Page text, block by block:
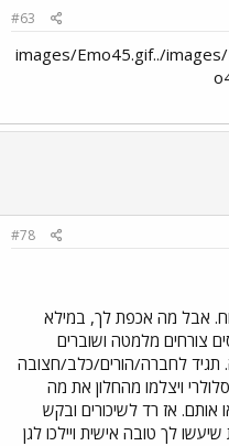
#63
../images/Emo45.gif../
#78
אבל מה אכפת לך, במילא
צורחים מלמטה ושוברים
תגיד לחברה/הורים/כלב/חצובה
ויצלמו מהחלון את מה
אותם. אז רד לשיכורים ובקש
לך טובה אישית ויילכו לגן